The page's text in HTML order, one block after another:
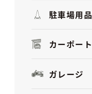
駐車場用品
カーポート
ガレージ